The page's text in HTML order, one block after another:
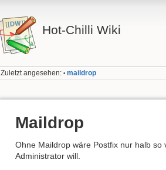
Hot-Chilli Wiki
Zuletzt angesehen: • maildrop
Maildrop
Ohne Maildrop wäre Postfix nur halb
Administrator will.